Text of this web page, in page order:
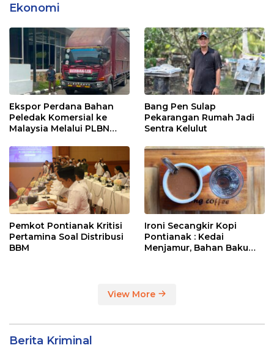
Ekonomi
Ekspor Perdana Bahan
Peledak Komersial ke
Malaysia Melalui PLBN
Bang Pen Sulap
Pekarangan Rumah Jadi
Sentra Kelulut
Pemkot Pontianak Kritisi
Pertamina Soal Distribusi
BBM
Ironi Secangkir Kopi
Pontianak : Kedai
Menjamur, Bahan Baku
View More
Berita Kriminal